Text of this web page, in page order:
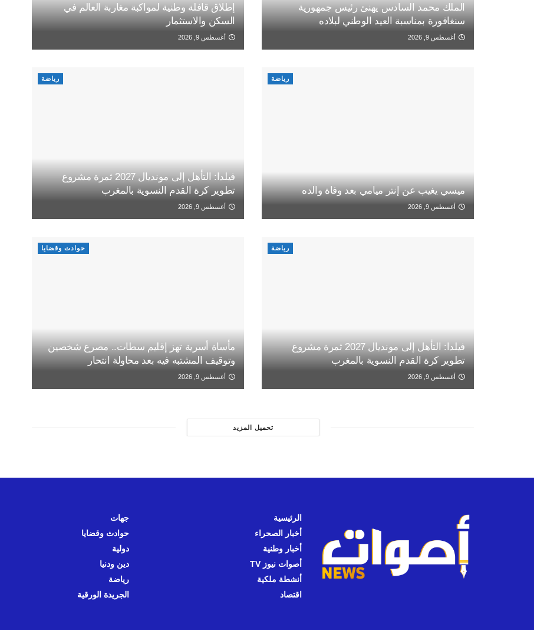
الملك محمد السادس يهنئ رئيس جمهورية
سنغافورة بمناسبة العيد الوطني لبلاده
أغسطس 9, 2026
إطلاق قافلة وطنية لمواكبة مغاربة العالم في
السكن والاستثمار
أغسطس 9, 2026
رياضة
ميسي يغيب عن إنتر ميامي بعد وفاة والده
أغسطس 9, 2026
رياضة
فيلدا: التأهل إلى مونديال 2027 ثمرة مشروع
تطوير كرة القدم النسوية بالمغرب
أغسطس 9, 2026
رياضة
فيلدا: التأهل إلى مونديال 2027 ثمرة مشروع
تطوير كرة القدم النسوية بالمغرب
أغسطس 9, 2026
حوادث وقضايا
مأساة أسرية تهز إقليم سطات.. مصرع شخصين
وتوقيف المشتبه فيه بعد محاولة انتحار
أغسطس 9, 2026
تحميل المزيد
الرئيسية
أخبار الصحراء
أخبار وطنية
أصوات نيوز TV
أنشطة ملكية
اقتصاد
جهات
حوادث وقضايا
دولية
دين ودنيا
رياضة
الجريدة الورقية